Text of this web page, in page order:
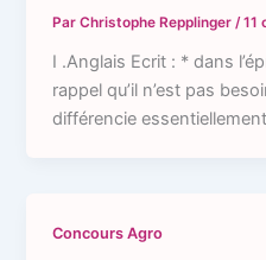
ParChristophe Repplinger /11
I .Anglais Ecrit : * dans
rappel qu’il n’est pas
différencie
Concours Agro